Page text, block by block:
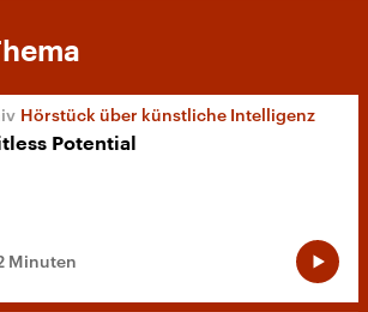
Hörstück über künstliche Intelligenz
Potential
Minuten